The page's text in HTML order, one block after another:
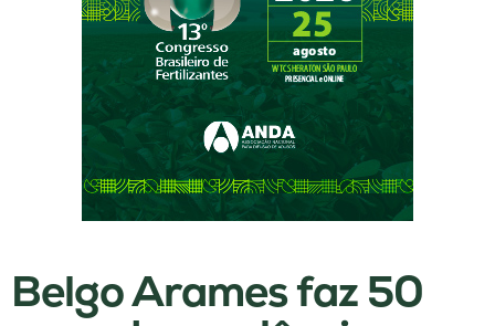
Belgo Arames faz 50